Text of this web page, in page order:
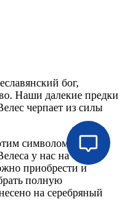
бог,
Наши далекие предки
черпает из силы
символом, можете
у нас на
приобрести и
полную
на серебряный